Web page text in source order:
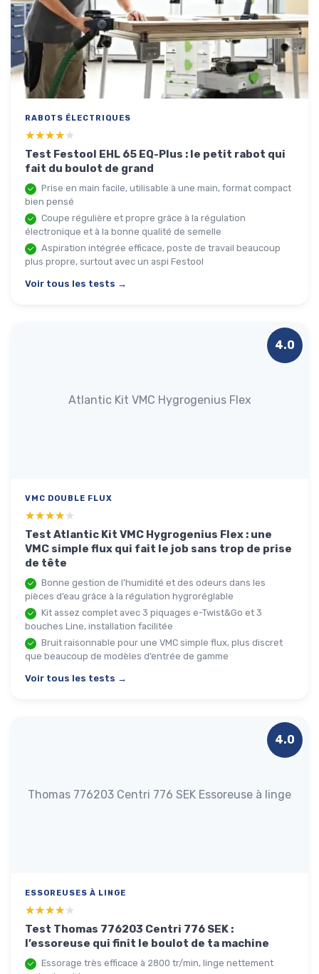
RABOTS ÉLECTRIQUES
★★★★★
★★★★★
Test Festool EHL 65 EQ-Plus : le petit rabot qui
fait du boulot de grand
Prise en main facile, utilisable à une main, format compact
bien pensé
Coupe régulière et propre grâce à la régulation
électronique et à la bonne qualité de semelle
Aspiration intégrée efficace, poste de travail beaucoup
plus propre, surtout avec un aspi Festool
Voir tous les tests →
Atlantic Kit VMC Hygrogenius Flex
4.0
VMC DOUBLE FLUX
★★★★★
★★★★★
Test Atlantic Kit VMC Hygrogenius Flex : une
VMC simple flux qui fait le job sans trop de prise
de tête
Bonne gestion de l’humidité et des odeurs dans les
pièces d’eau grâce à la régulation hygroréglable
Kit assez complet avec 3 piquages e-Twist&Go et 3
bouches Line, installation facilitée
Bruit raisonnable pour une VMC simple flux, plus discret
que beaucoup de modèles d’entrée de gamme
Voir tous les tests →
Thomas 776203 Centri 776 SEK Essoreuse à linge
4.0
ESSOREUSES À LINGE
★★★★★
★★★★★
Test Thomas 776203 Centri 776 SEK :
l’essoreuse qui finit le boulot de ta machine
Essorage très efficace à 2800 tr/min, linge nettement